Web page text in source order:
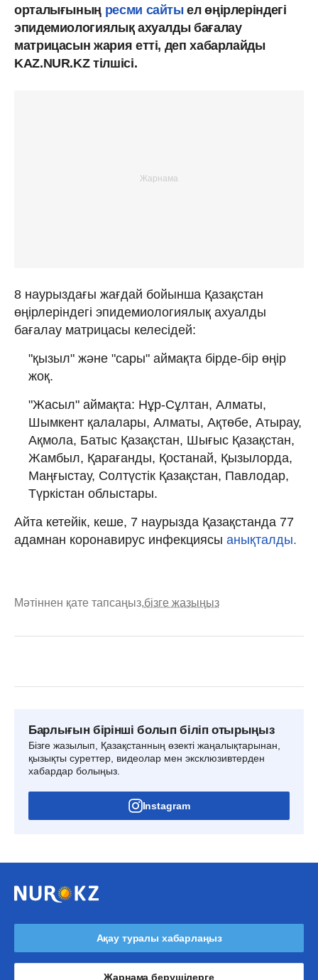
орталығының ресми сайтыел өңірлеріндегі
эпидемиологиялық ахуалды бағалау
матрицасын жария етті, деп хабарлайды
KAZ.NUR.KZ тілшісі.
8 наурыздағы жағдай бойынша Қазақстан
өңірлеріндегі эпидемиологиялық ахуалды
бағалау матрицасы келесідей:
"қызыл" және "сары" аймақта бірде-бір өңір
жоқ.
"Жасыл" аймақта: Нұр-Сұлтан, Алматы,
Шымкент қалалары, Алматы, Ақтөбе, Атырау,
Ақмола, Батыс Қазақстан, Шығыс Қазақстан,
Жамбыл, Қарағанды, Қостанай, Қызылорда,
Маңғыстау, Солтүстік Қазақстан, Павлодар,
Түркістан облыстары.
Айта кетейік, кеше, 7 наурызда Қазақстанда 77
адамнан коронавирус инфекциясы анықталды.
Мәтіннен қате тапсаңыз,бізге жазыңыз
Барлығын бірінші болып біліп отырыңыз
Бізге жазылып, Қазақстанның өзекті жаңалықтарынан,
қызықты суреттер, видеолар мен эксклюзивтерден
хабардар болыңыз.
Instagram
Ақау туралы хабарлаңыз
Жарнама берушілерге